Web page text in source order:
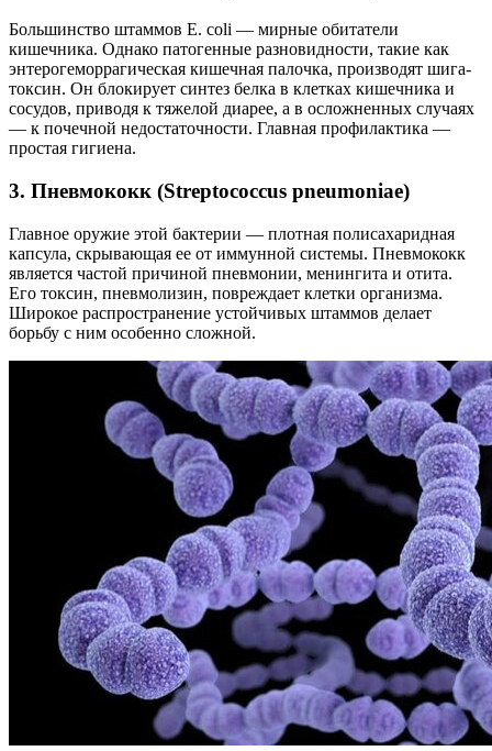
Большинство штаммов E. coli — мирные обитатели
кишечника. Однако патогенные разновидности, такие как
энтерогеморрагическая кишечная палочка, производят шига-
токсин. Он блокирует синтез белка в клетках кишечника и
сосудов, приводя к тяжелой диарее, а в осложненных случаях
— к почечной недостаточности. Главная профилактика —
простая гигиена.
3. Пневмококк (Streptococcus pneumoniae)
Главное оружие этой бактерии — плотная полисахаридная
капсула, скрывающая ее от иммунной системы. Пневмококк
является частой причиной пневмонии, менингита и отита.
Его токсин, пневмолизин, повреждает клетки организма.
Широкое распространение устойчивых штаммов делает
борьбу с ним особенно сложной.